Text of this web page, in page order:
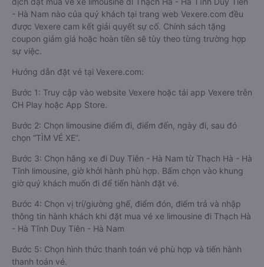
- Hà Nam nào của quý khách tại trang web Vexere.com đều
được Vexere cam kết giải quyết sự cố. Chính sách tặng
coupon giảm giá hoặc hoàn tiền sẽ tùy theo từng trường hợp
sự việc.
Hướng dẫn đặt vé tại Vexere.com:
Bước 1: Truy cập vào website Vexere hoặc tải app Vexere trên
CH Play hoặc App Store.
Bước 2: Chọn limousine điểm đi, điểm đến, ngày đi, sau đó
chọn “TÌM VÉ XE”.
Bước 3: Chọn hãng xe đi Duy Tiên - Hà Nam từ Thạch Hà - Hà
Tĩnh limousine, giờ khởi hành phù hợp. Bấm chọn vào khung
giờ quý khách muốn đi để tiến hành đặt vé.
Bước 4: Chọn vị trí/giường ghế, điểm đón, điểm trả và nhập
thông tin hành khách khi đặt mua vé xe limousine đi Thạch Hà
- Hà Tĩnh Duy Tiên - Hà Nam
Bước 5: Chọn hình thức thanh toán vé phù hợp và tiến hành
thanh toán vé.